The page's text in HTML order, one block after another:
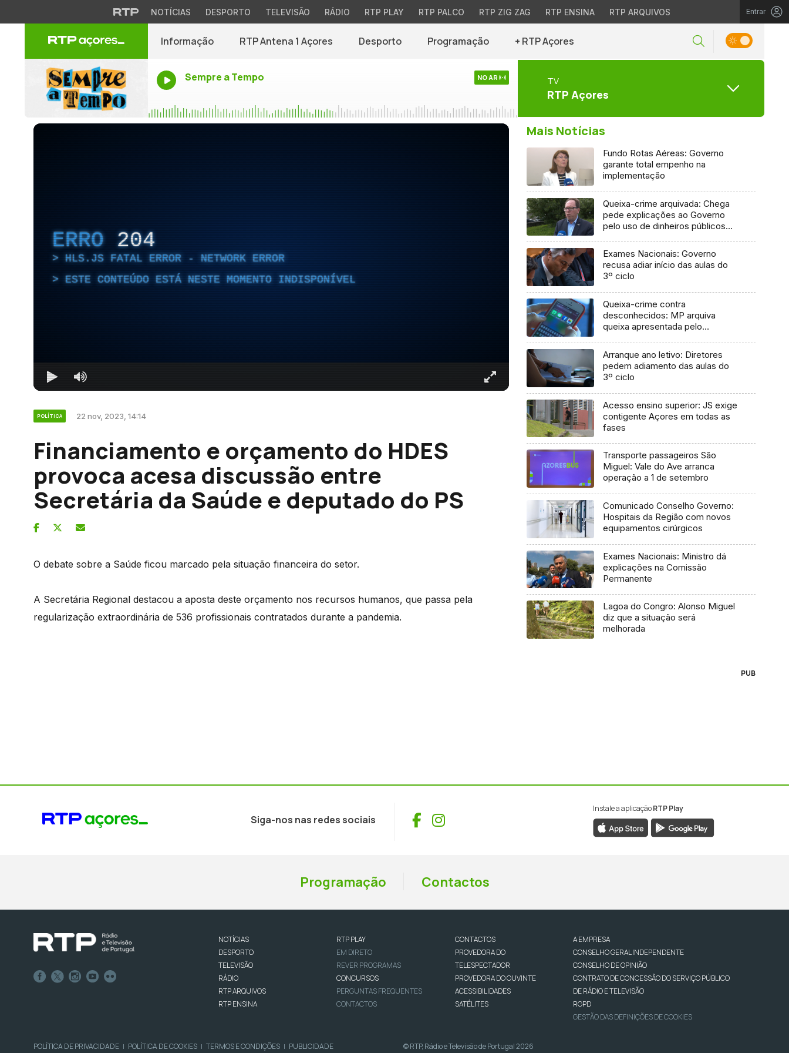
NOTÍCIAS DESPORTO TELEVISÃO RÁDIO RTP PLAY RTP PALCO RTP ZIG ZAG RTP ENSINA RTP ARQUIVOS Entrar
Informação RTP Antena 1 Açores Desporto Programação + RTP Açores
Sempre a Tempo NO AR TV
RTP Açores
ERRO 204
HLS.JS FATAL ERROR - NETWORK ERROR
ESTE CONTEÚDO ESTÁ NESTE MOMENTO INDISPONÍVEL
POLÍTICA 22 nov, 2023, 14:14
Financiamento e orçamento do HDES
provoca acesa discussão entre
Secretária da Saúde e deputado do PS
O debate sobre a Saúde ficou marcado pela situação financeira do setor.
A Secretária Regional destacou a aposta deste orçamento nos recursos humanos, que passa pela
regularização extraordinária de 536 profissionais contratados durante a pandemia.
Mais Notícias
Fundo Rotas Aéreas: Governo
garante total empenho na
implementação
Queixa-crime arquivada: Chega
pede explicações ao Governo
pelo uso de dinheiros públicos
Exames Nacionais: Governo
recusa adiar início das aulas do
3º ciclo
Queixa-crime contra
desconhecidos: MP arquiva
queixa apresentada pelo
Arranque ano letivo: Diretores
pedem adiamento das aulas do
3º ciclo
Acesso ensino superior: JS exige
contigente Açores em todas as
fases
Transporte passageiros São
Miguel: Vale do Ave arranca
operação a 1 de setembro
Comunicado Conselho Governo:
Hospitais da Região com novos
equipamentos cirúrgicos
Exames Nacionais: Ministro dá
explicações na Comissão
Permanente
Lagoa do Congro: Alonso Miguel
diz que a situação será
melhorada
PUB
Siga-nos nas redes sociais Facebook
Instagram
Instale a aplicaçãoRTP Play
Programação Contactos
NOTÍCIAS
DESPORTO
TELEVISÃO
RÁDIO
RTP ARQUIVOS
RTP ENSINA
RTP PLAY
EM DIRETO
REVER PROGRAMAS
CONCURSOS
PERGUNTAS FREQUENTES
CONTACTOS
CONTACTOS
PROVEDORA DO
TELESPECTADOR
PROVEDORA DO OUVINTE
ACESSIBILIDADES
SATÉLITES
A EMPRESA
CONSELHO GERAL INDEPENDENTE
CONSELHO DE OPINIÃO
CONTRATO DE CONCESSÃO DO SERVIÇO PÚBLICO
DE RÁDIO E TELEVISÃO
RGPD
GESTÃO DAS DEFINIÇÕES DE COOKIES
POLÍTICA DE PRIVACIDADE | POLÍTICA DE COOKIES | TERMOS E CONDIÇÕES | PUBLICIDADE © RTP, Rádio e Televisão de Portugal 2026